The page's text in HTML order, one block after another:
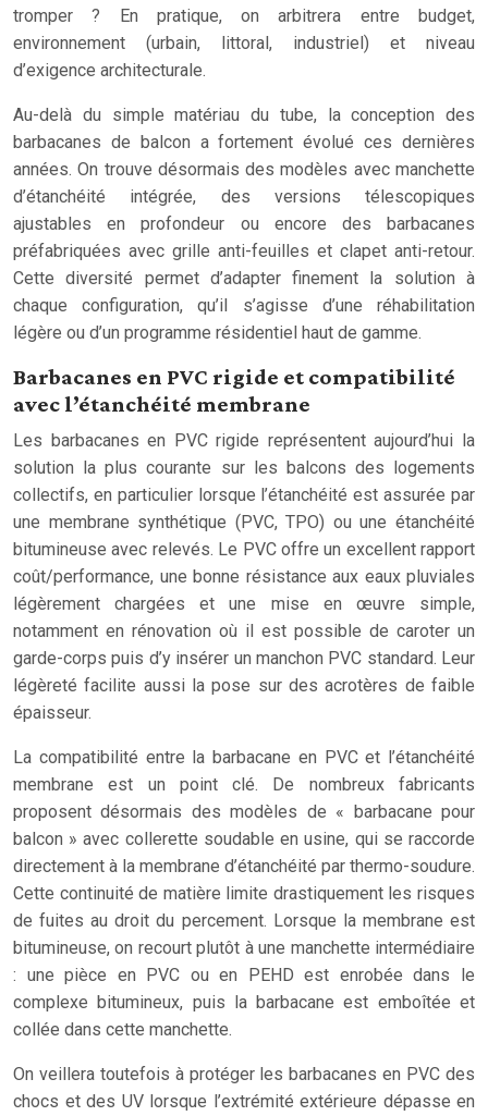
tromper ? En pratique, on arbitrera entre budget,
environnement (urbain, littoral, industriel) et niveau
d’exigence architecturale.
Au-delà du simple matériau du tube, la conception des
barbacanes de balcon a fortement évolué ces dernières
années. On trouve désormais des modèles avec manchette
d’étanchéité intégrée, des versions télescopiques
ajustables en profondeur ou encore des barbacanes
préfabriquées avec grille anti-feuilles et clapet anti-retour.
Cette diversité permet d’adapter finement la solution à
chaque configuration, qu’il s’agisse d’une réhabilitation
légère ou d’un programme résidentiel haut de gamme.
Barbacanes en PVC rigide et compatibilité
avec l’étanchéité membrane
Les barbacanes en PVC rigide représentent aujourd’hui la
solution la plus courante sur les balcons des logements
collectifs, en particulier lorsque l’étanchéité est assurée par
une membrane synthétique (PVC, TPO) ou une étanchéité
bitumineuse avec relevés. Le PVC offre un excellent rapport
coût/performance, une bonne résistance aux eaux pluviales
légèrement chargées et une mise en œuvre simple,
notamment en rénovation où il est possible de caroter un
garde-corps puis d’y insérer un manchon PVC standard. Leur
légèreté facilite aussi la pose sur des acrotères de faible
épaisseur.
La compatibilité entre la barbacane en PVC et l’étanchéité
membrane est un point clé. De nombreux fabricants
proposent désormais des modèles de « barbacane pour
balcon » avec collerette soudable en usine, qui se raccorde
directement à la membrane d’étanchéité par thermo-soudure.
Cette continuité de matière limite drastiquement les risques
de fuites au droit du percement. Lorsque la membrane est
bitumineuse, on recourt plutôt à une manchette intermédiaire
: une pièce en PVC ou en PEHD est enrobée dans le
complexe bitumineux, puis la barbacane est emboîtée et
collée dans cette manchette.
On veillera toutefois à protéger les barbacanes en PVC des
chocs et des UV lorsque l’extrémité extérieure dépasse en